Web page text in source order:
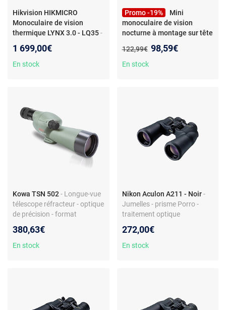
Hikvision HIKMICRO
Monoculaire de vision
thermique LYNX 3.0 - LQ35-
vision thermique LYNX 3.0 -
LQ356974004649364
1 699,00€
En stock
Promo -19%
Mini
monoculaire de vision
nocturne à montage sur tête
infrarouge et
Ancien prix :
122,99€ Nouveau prix :
98,59€
En stock
Kowa TSN 502- Longue-vue
télescope réfracteur - optique
de précision - format
380,63€
En stock
Nikon Aculon A211 - Noir -
Jumelles - prisme Porro -
traitement optique
272,00€
En stock